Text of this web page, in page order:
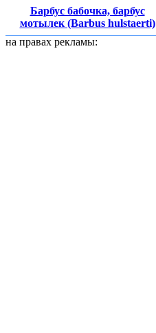
Барбус бабочка, барбус
мотылек (Barbus hulstaerti)
на правах рекламы: